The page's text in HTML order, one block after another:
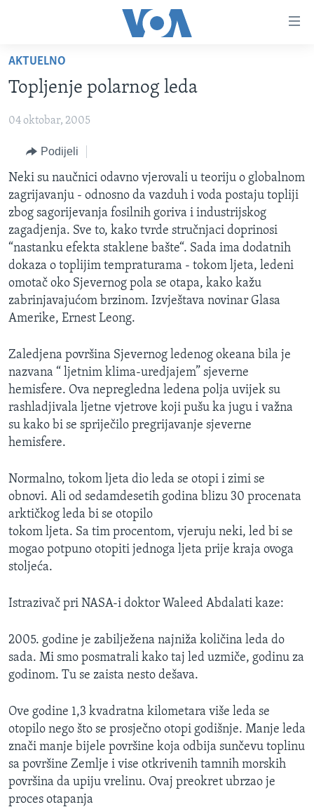
glavni
sadržaj
na
navigaciju
Idi
na
pretragu
TV PROGRAM
VIDEO
FOTOGRAFIJE DANA
VIJESTI
SJEDINJENE AMERIČKE DRŽAVE
BOSNA I HERCEGOVINA
SVIJET
NAUKA I TEHNOLOGIJA
SPECIJALNI PROJEKTI
KORUPCIJA
SLOBODA MEDIJA
ŽENSKA STRANA
IZBJEGLIČKA STRANA
MAGAZIN
O GLASU AMERIKE
Learning English
PRATITE NAS
Jezici
AKTUELNO
Topljenje polarnog leda
04 oktobar, 2005
Podijeli
Neki su naučnici odavno vjerovali u teoriju o globalnom
zagrijavanju - odnosno da vazduh i voda postaju topliji
zbog sagorijevanja fosilnih goriva i industrijskog
zagadjenja. Sve to, kako tvrde stručnjaci doprinosi
“nastanku efekta staklene bašte“. Sada ima dodatnih
dokaza o toplijim tempraturama - tokom ljeta, ledeni
omotač oko Sjevernog pola se otapa, kako kažu
zabrinjavajućom brzinom. Izvještava novinar Glasa
Amerike, Ernest Leong.
Zaledjena površina Sjevernog ledenog okeana bila je
nazvana “ ljetnim klima-uredjajem” sjeverne
hemisfere. Ova nepregledna ledena polja uvijek su
rashladjivala ljetne vjetrove koji pušu ka jugu i važna
su kako bi se spriječilo pregrijavanje sjeverne
hemisfere.
Normalno, tokom ljeta dio leda se otopi i zimi se
obnovi. Ali od sedamdesetih godina blizu 30 procenata
arktičkog leda bi se otopilo
tokom ljeta. Sa tim procentom, vjeruju neki, led bi se
mogao potpuno otopiti jednoga ljeta prije kraja ovoga
stoljeća.
Istrazivač pri NASA-i doktor Waleed Abdalati kaze:
2005. godine je zabilježena najniža količina leda do
sada. Mi smo posmatrali kako taj led uzmiče, godinu za
godinom. Tu se zaista nesto dešava.
Ove godine 1,3 kvadratna kilometara više leda se
otopilo nego što se prosječno otopi godišnje. Manje leda
znači manje bijele površine koja odbija sunčevu toplinu
sa površine Zemlje i vise otkrivenih tamnih morskih
površina da upiju vrelinu. Ovaj preokret ubrzao je
proces otapanja